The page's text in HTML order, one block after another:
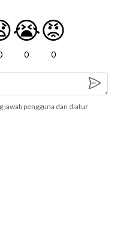
😭
0
😡
0
jawab pengguna dan diatur